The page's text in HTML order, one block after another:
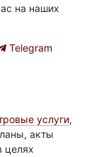
на наших
Telegram
услуги,
акты
целях